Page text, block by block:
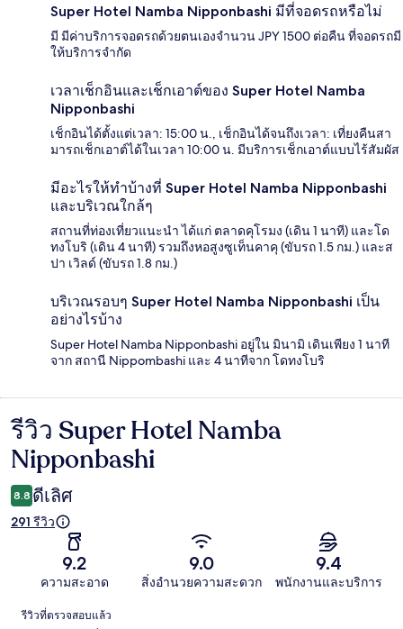
Super Hotel Namba Nipponbashi มีที่จอดรถหรือไม่
มี มีค่าบริการจอดรถด้วยตนเองจำนวน JPY 1500 ต่อคืน ที่จอดรถมี
ให้บริการจำกัด
เวลาเช็กอินและเช็กเอาต์ของ Super Hotel Namba
Nipponbashi
เช็กอินได้ตั้งแต่เวลา: 15:00 น., เช็กอินได้จนถึงเวลา: เที่ยงคืนสา
มารถเช็กเอาต์ได้ในเวลา 10:00 น. มีบริการเช็กเอาต์แบบไร้สัมผัส
มีอะไรให้ทำบ้างที่ Super Hotel Namba Nipponbashi
และบริเวณใกล้ๆ
สถานที่ท่องเที่ยวแนะนำ ได้แก่ ตลาดคุโรมง (เดิน 1 นาที) และโด
ทงโบริ (เดิน 4 นาที) รวมถึงหอสูงซูเท็นคาคุ (ขับรถ 1.5 กม.) และส
ปา เวิลด์ (ขับรถ 1.8 กม.)
บริเวณรอบๆ Super Hotel Namba Nipponbashi เป็น
อย่างไรบ้าง
Super Hotel Namba Nipponbashi อยู่ใน มินามิ เดินเพียง 1 นาที
จาก สถานี Nippombashi และ 4 นาทีจาก โดทงโบริ
รีวิว
รีวิว Super Hotel Namba
Nipponbashi
8.8 ดีเลิศ
291 รีวิว
9.2
ความสะอาด
9.0
สิ่งอำนวยความสะดวก
9.4
พนักงานและบริการ
รีวิว
รีวิวที่ตรวจสอบแล้ว